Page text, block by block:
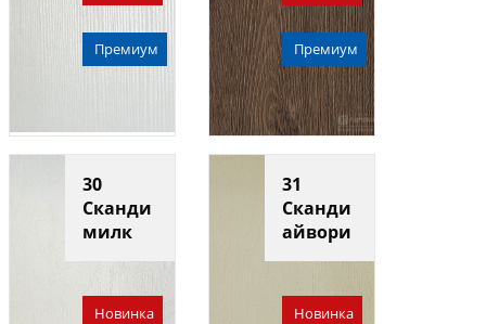
Премиум Премиум
30
Сканди
милк
Новинка
31
Сканди
айвори
Новинка